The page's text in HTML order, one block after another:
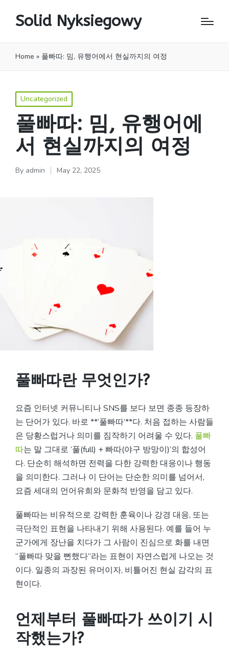
Solid Nyksiegowy
Home » 풀빠따: 밈, 유행어에서 현실까지의 여정
Posted
in
Uncategorized
풀빠따: 밈, 유행어에
서 현실까지의 여정
Posted
By admin May 22, 2025
풀빠따란 무엇인가?
요즘 인터넷 커뮤니티나 SNS를 보다 보면 종종 등장하
는 단어가 있다. 바로 **‘풀빠따’**다. 처음 접하는 사람들
은 당황스럽거나 의미를 짐작하기 어려울 수 있다. 풀빠
따는 말 그대로 ‘풀(full) + 빠따(야구 방망이)’의 합성어
다. 단순히 해석하면 전력을 다한 강력한 대응이나 행동
을 의미한다. 그러나 이 단어는 단순한 의미를 넘어서,
요즘 세대의 언어유희와 문화적 반영을 담고 있다.
풀빠따는 비유적으로 강력한 훈육이나 강경 대응, 또는
극단적인 표현을 나타내기 위해 사용된다. 예를 들어 누
군가에게 장난을 치다가 그 사람이 진심으로 화를 내면
“풀빠따 맞을 뻔했다”라는 표현이 자연스럽게 나오는 것
이다. 일종의 과장된 유머이자, 비틀어진 현실 감각의 표
현이다.
언제부터 풀빠따가 쓰이기 시
작했는가?